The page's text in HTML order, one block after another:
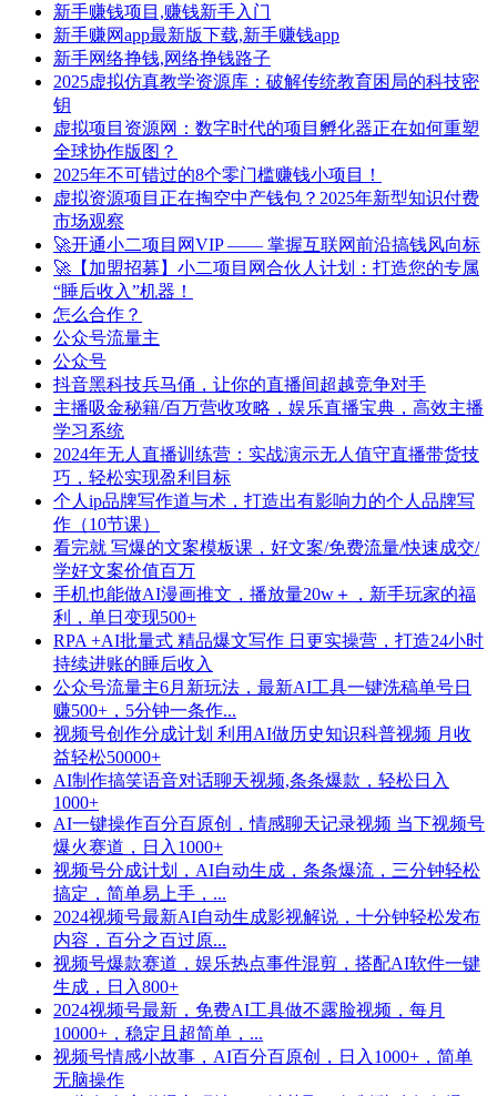
新手赚钱项目,赚钱新手入门
新手赚网app最新版下载,新手赚钱app
新手网络挣钱,网络挣钱路子
2025虚拟仿真教学资源库：破解传统教育困局的科技密
钥
虚拟项目资源网：数字时代的项目孵化器正在如何重塑
全球协作版图？
2025年不可错过的8个零门槛赚钱小项目！
虚拟资源项目正在掏空中产钱包？2025年新型知识付费
市场观察
🚀开通小二项目网VIP —— 掌握互联网前沿搞钱风向标
🚀【加盟招募】小二项目网合伙人计划：打造您的专属
“睡后收入”机器！
怎么合作？
公众号流量主
公众号
抖音黑科技兵马俑，让你的直播间超越竞争对手
主播吸金秘籍/百万营收攻略，娱乐直播宝典，高效主播
学习系统
2024年无人直播训练营：实战演示无人值守直播带货技
巧，轻松实现盈利目标
个人ip品牌写作道与术，打造出有影响力的个人品牌写
作（10节课）
看完就 写爆的文案模板课，好文案/免费流量/快速成交/
学好文案价值百万
手机也能做AI漫画推文，播放量20w＋，新手玩家的福
利，单日变现500+
RPA +AI批量式 精品爆文写作 日更实操营，打造24小时
持续进账的睡后收入
公众号流量主6月新玩法，最新AI工具一键洗稿单号日
赚500+，5分钟一条作...
视频号创作分成计划 利用AI做历史知识科普视频 月收
益轻松50000+
AI制作搞笑语音对话聊天视频,条条爆款，轻松日入
1000+
AI一键操作百分百原创，情感聊天记录视频 当下视频号
爆火赛道，日入1000+
视频号分成计划，AI自动生成，条条爆流，三分钟轻松
搞定，简单易上手，...
2024视频号最新AI自动生成影视解说，十分钟轻松发布
内容，百分之百过原...
视频号爆款赛道，娱乐热点事件混剪，搭配AI软件一键
生成，日入800+
2024视频号最新，免费AI工具做不露脸视频，每月
10000+，稳定且超简单，...
视频号情感小故事，AI百分百原创，日入1000+，简单
无脑操作